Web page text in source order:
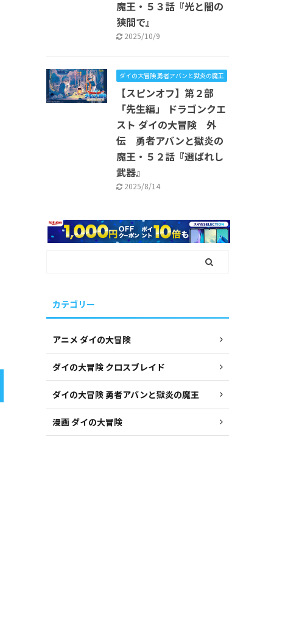
魔王・５３話『光と闇の
狭間で』
2025/10/9
ダイの大冒険 勇者アバンと獄炎の魔王
【スピンオフ】第２部
「先生編」 ドラゴンクエ
スト ダイの大冒険 外
伝 勇者アバンと獄炎の
魔王・５２話『選ばれし
武器』
2025/8/14
カテゴリー
アニメ ダイの大冒険
ダイの大冒険 クロスブレイド
ダイの大冒険 勇者アバンと獄炎の魔王
漫画 ダイの大冒険